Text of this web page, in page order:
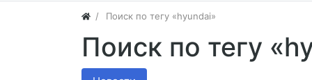
Поиск по тегу «hyundai»
Поиск по тегу